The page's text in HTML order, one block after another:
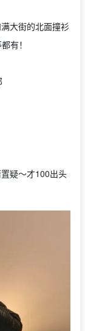
大街的北面撞衫
有！
疑～才100出头